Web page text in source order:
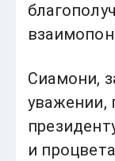
Сиамони,
уважении,
и